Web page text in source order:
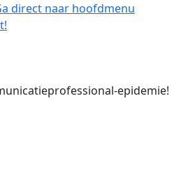
direct naar hoofdmenu
epidemie!